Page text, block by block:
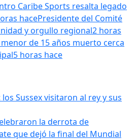
Caribe Sports resalta legado
hacePresidente del Comité
y orgullo regional2 horas
de 15 años muerto cerca
5 horas hace
Sussex visitaron al rey y sus
la derrota de
que dejó la final del Mundial